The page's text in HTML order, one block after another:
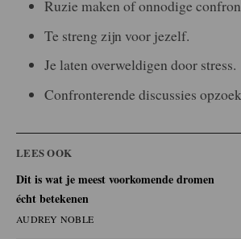
Ruzie maken of onnodige
Te streng zijn voor jezelf.
Je laten overweldigen door stress.
Confronterende discussies
LEES OOK
Dit is wat je meest voorkomende dromen
écht betekenen
AUDREY NOBLE